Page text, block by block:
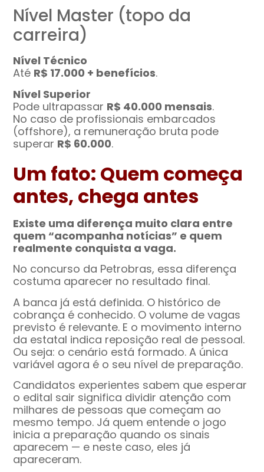
Nível Master (topo da
carreira)
Nível Técnico
Até R$ 17.000 + benefícios.
Nível Superior
Pode ultrapassar R$ 40.000 mensais.
No caso de profissionais embarcados
(offshore), a remuneração bruta pode
superar R$ 60.000.
Um fato: Quem começa
antes, chega antes
Existe uma diferença muito clara entre
quem “acompanha notícias” e quem
realmente conquista a vaga.
No concurso da Petrobras, essa diferença
costuma aparecer no resultado final.
A banca já está definida. O histórico de
cobrança é conhecido. O volume de vagas
previsto é relevante. E o movimento interno
da estatal indica reposição real de pessoal.
Ou seja: o cenário está formado. A única
variável agora é o seu nível de preparação.
Candidatos experientes sabem que esperar
o edital sair significa dividir atenção com
milhares de pessoas que começam ao
mesmo tempo. Já quem entende o jogo
inicia a preparação quando os sinais
aparecem — e neste caso, eles já
apareceram.